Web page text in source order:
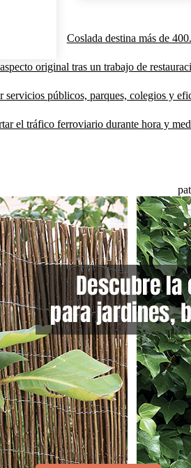
Coslada destina más de
original tras un trabajo de
servicios públicos, parques, colegios y
el tráfico ferroviario durante hora y